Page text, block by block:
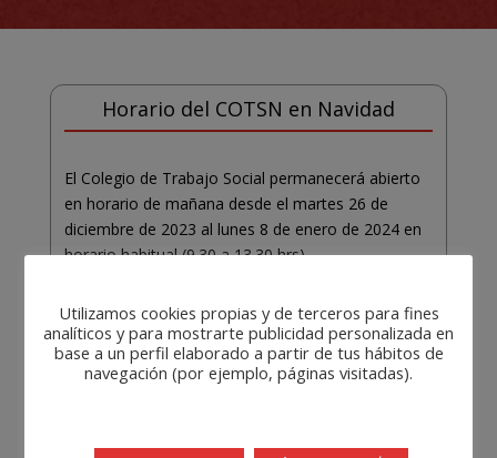
Horario del COTSN en Navidad
El Colegio de Trabajo Social permanecerá abierto
en horario de mañana desde el martes 26 de
diciembre de 2023 al lunes 8 de enero de 2024 en
horario habitual (9.30 a 13.30 hrs),
Utilizamos cookies propias y de terceros para fines
analíticos y para mostrarte publicidad personalizada en
base a un perfil elaborado a partir de tus hábitos de
navegación (por ejemplo, páginas visitadas).